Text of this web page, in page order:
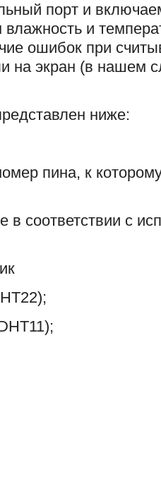
порт и
и
ошибок при
на экран (в нашем
ниже:
пина, к
в соответствии с